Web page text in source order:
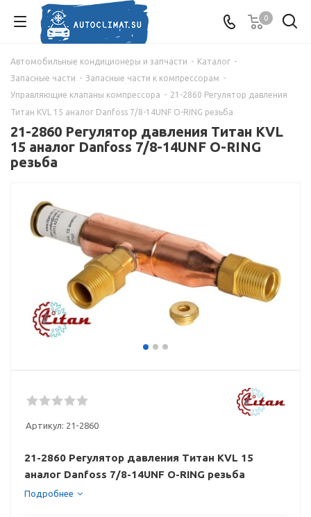
0
Автомобильные кондиционеры и запчасти - Каталог -
Запасные части - Запасные части к компрессорам -
Управляющие клапаны компрессора - 21-2860 Регулятор давления
Титан KVL 15 аналог Danfoss 7/8-14UNF O-RING резьба
21-2860 Регулятор давления Титан KVL
15 аналог Danfoss 7/8-14UNF O-RING
резьба
Артикул: 21-2860
21-2860 Регулятор давления Титан KVL 15
аналог Danfoss 7/8-14UNF O-RING резьба
Подробнее